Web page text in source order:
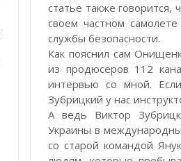
статье также
своем частном
службы безопасности.
Как пояснил сам
из продюсеров 112
интервью со мной.
Зубрицкий у нас
А ведь Виктор
Украины в
со старой командой